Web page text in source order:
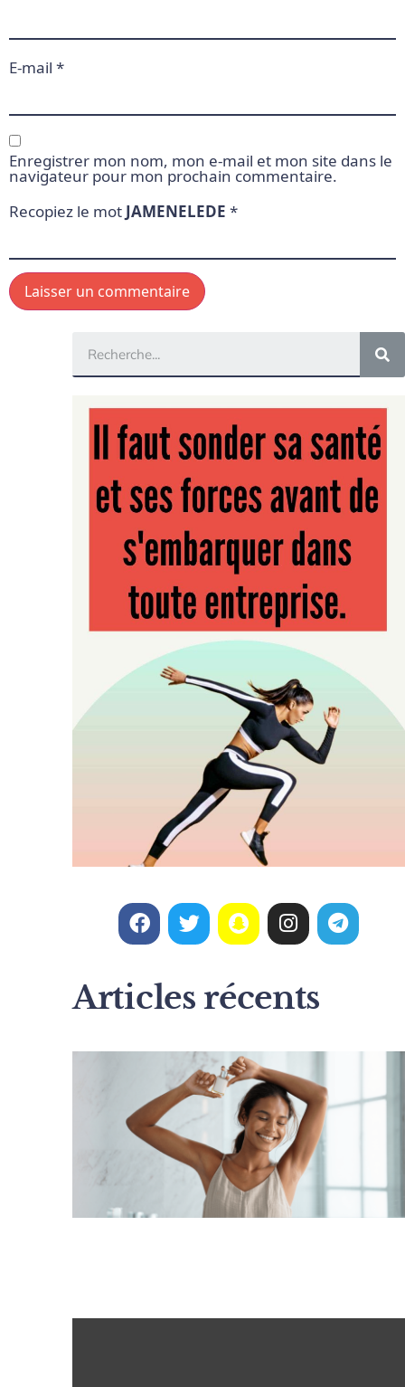
E-mail *
Enregistrer mon nom, mon e-mail et mon site dans le
navigateur pour mon prochain commentaire.
Recopiez le mot JAMENELEDE *
Articles récents